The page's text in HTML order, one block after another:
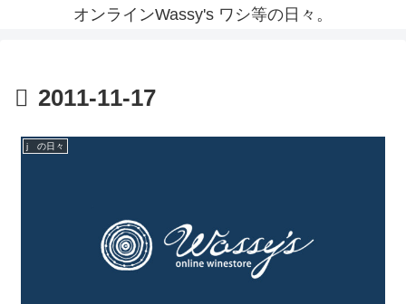
オンラインWassy's ワシ等の日々。
2011-11-17
j の日々